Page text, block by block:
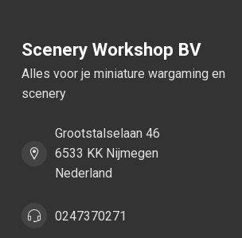
Scenery Workshop BV
Alles voor je miniature wargaming en
scenery
Grootstalselaan 46
6533 KK Nijmegen
Nederland
0247370271